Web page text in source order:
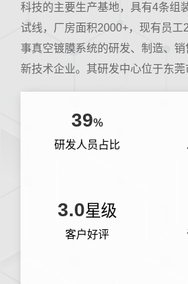
科技的主要生产基地，具有4条组
试线，厂房面积2000+，现有员工
事真空镀膜系统的研发、制造、
新技术企业。其研发中心位于东
城，其研发人员均为硕士以上学
39%
研发人员占比
3.0星级
客户好评